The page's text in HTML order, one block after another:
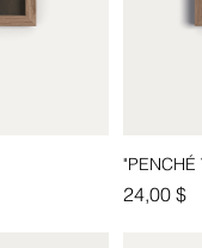
"PENCHÉ
Prix
24,00 $